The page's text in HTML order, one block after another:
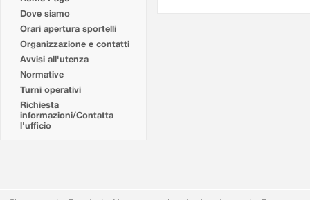
Dove siamo
Orari apertura sportelli
Organizzazione e contatti
Avvisi all'utenza
Normative
Turni operativi
Richiesta
informazioni/Contatta
l'ufficio